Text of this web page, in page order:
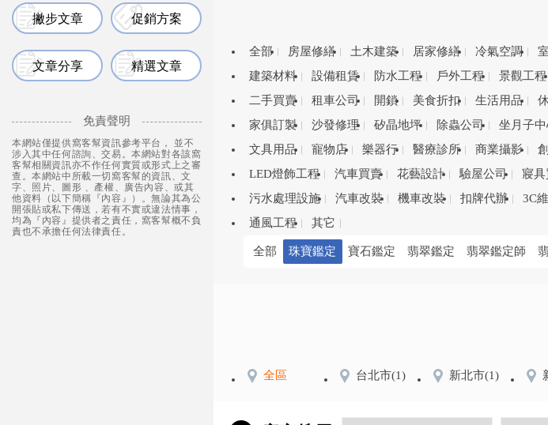
撇步文章 促銷方案
文章分享 精選文章
免責聲明
本網站僅提供窩客幫資訊參考平台， 並不
涉入其中任何諮詢、交易。本網站對各該窩
客幫相關資訊亦不作任何實質或形式上之審
查。本網站中所載一切窩客幫的資訊、文
字、照片、圖形 、產權、廣告內容、或其
他資料（以下簡稱『內容』）。無論其為公
開張貼或私下傳送，若有不實或違法情事，
均為『內容』提供者之責任，窩客幫概不負
責也不承擔任何法律責任。
全部 房屋修繕 土木建築 居家修繕 冷氣空調
建築材料
設備租賃 防水工程 戶外工程 景觀工程
二手買賣
租車公司 開鎖 美食折扣 生活用品
家俱訂製
沙發修理 矽晶地坪 除蟲公司 坐月子
文具用品
寵物店 樂器行 醫療診所 商業攝影
LED燈飾工程
汽車買賣 花藝設計 驗屋公司 寢具
污水處理設施
汽車改裝 機車改裝 扣牌代辦 3C
通風工程
其它
全部 珠寶鑑定 寶石鑑定 翡翠鑑定 翡翠鑑定師
全區 台北市(1) 新北市(1)